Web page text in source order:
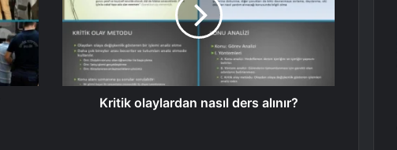
Kritik olaylardan nasıl ders alınır?